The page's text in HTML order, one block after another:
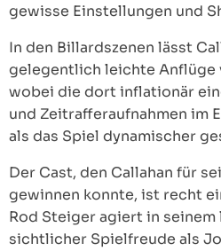
gewisse Einstellungen und
In den Billardszenen lässt
gelegentlich leichte Anflüge
wobei die dort inflationär
und Zeitrafferaufnahmen im
als das Spiel dynamischer
Der Cast, den Callahan für
gewinnen konnte, ist recht
Rod Steiger agiert in
sichtlicher Spielfreude als